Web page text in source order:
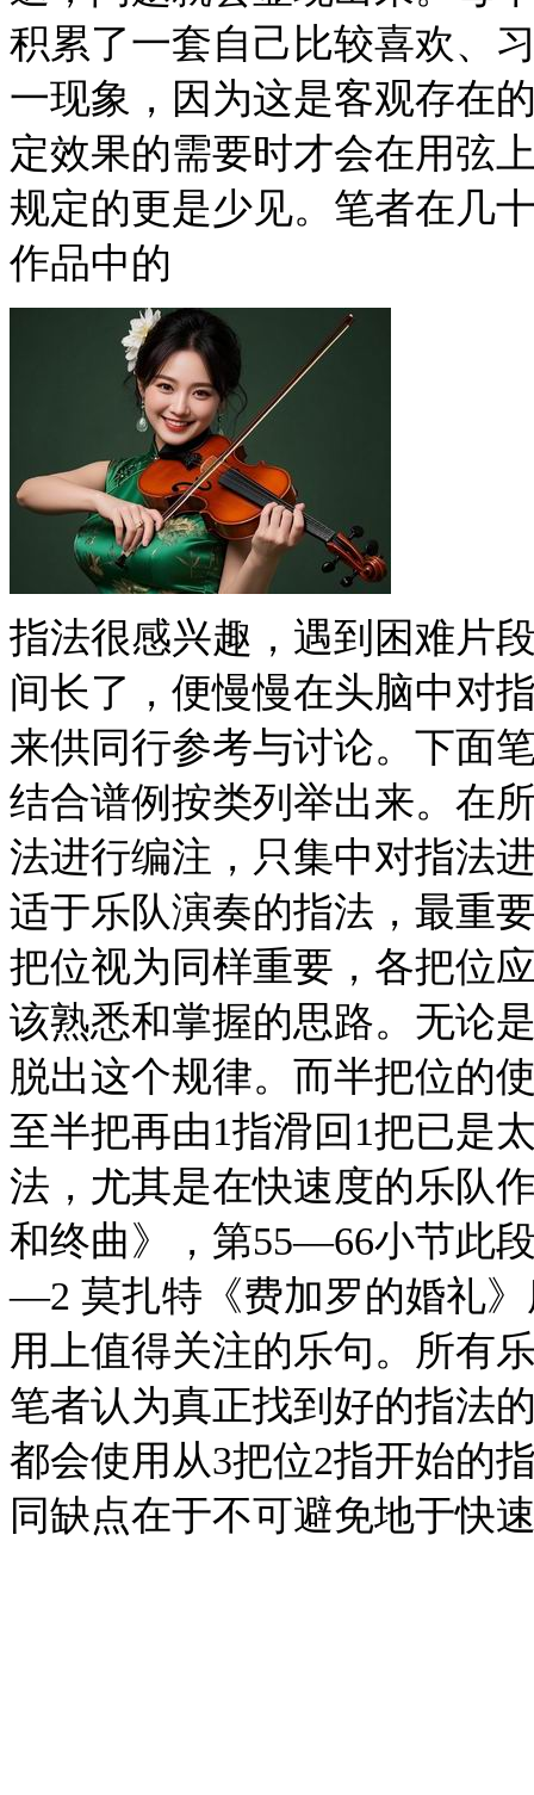
积累了一套自己比较喜欢、
一现象，因为这是客观存在
定效果的需要时才会在用弦
规定的更是少见。笔者在几
作品中的
指法很感兴趣，遇到困难片
间长了，便慢慢在头脑中对
来供同行参考与讨论。下面
结合谱例按类列举出来。在
法进行编注，只集中对指法
适于乐队演奏的指法，最重
把位视为同样重要，各把位
该熟悉和掌握的思路。无论
脱出这个规律。而半把位的
至半把再由1指滑回1把已是
法，尤其是在快速度的乐队
和终曲》，第55—66小节此
—2 莫扎特《费加罗的婚礼
用上值得关注的乐句。所有
笔者认为真正找到好的指法
都会使用从3把位2指开始的
同缺点在于不可避免地于快